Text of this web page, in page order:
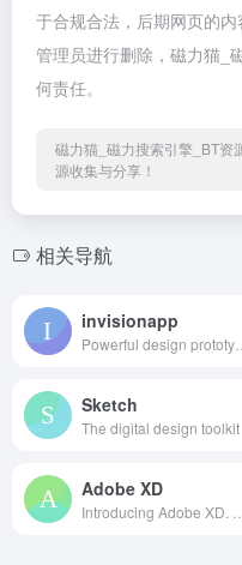
于合规合法，后期网页的
管理员进行删除，磁力猫_
何责任。
磁力猫_磁力搜索引擎_BT资
源收集与分享！
相关导航
invisionapp
Sketch
The digital design toolkit
Adobe XD